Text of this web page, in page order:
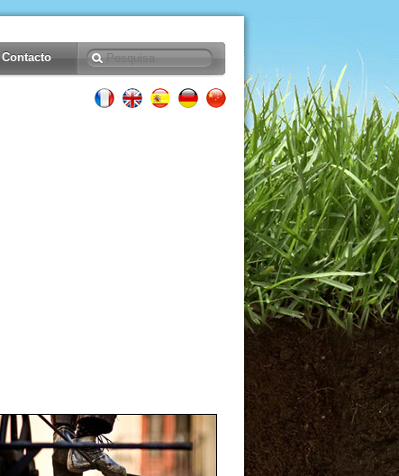
Contacto